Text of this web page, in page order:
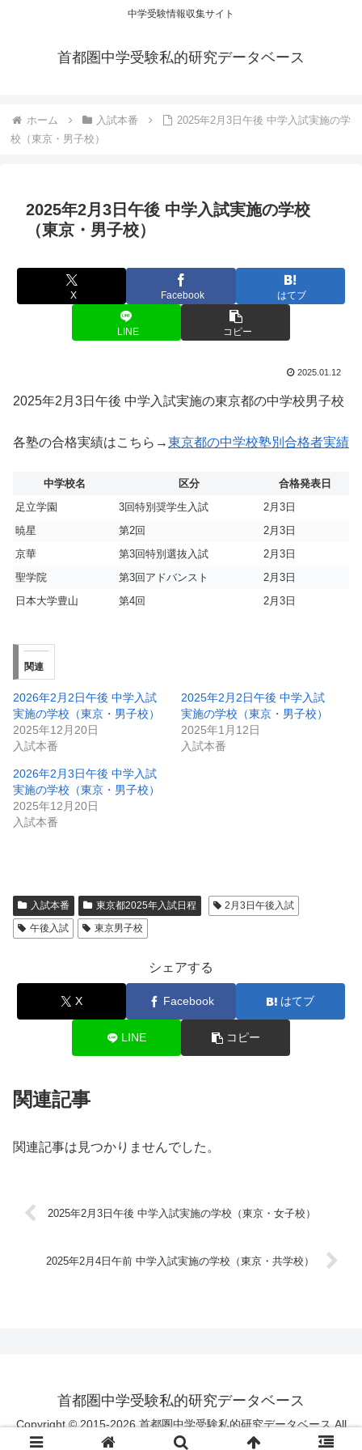
中学受験情報収集サイト
首都圏中学受験私的研究データベース
ホーム 入試本番
2025年2月3日午後 中学入試実施の学
校（東京・男子校）
2025年2月3日午後 中学入試実施の学校
（東京・男子校）
X Facebook はてブ
LINE コピー
2025.01.12
2025年2月3日午後 中学入試実施の東京都の中学校男子校
各塾の合格実績はこちら→東京都の中学校塾別合格者実績
中学校名 区分
合格発表日
足立学園
3回特別奨学生入試
2月3日
暁星
第2回
2月3日
京華
第3回特別選抜入試
2月3日
聖学院
第3回アドバンスト
2月3日
日本大学豊山
第4回 2月3日
関連
2026年2月2日午後 中学入試
実施の学校（東京・男子校）
2025年12月20日
入試本番
2025年2月2日午後 中学入試
実施の学校（東京・男子校）
2025年1月12日
入試本番
2026年2月3日午後 中学入試
実施の学校（東京・男子校）
2025年12月20日
入試本番
入試本番 東京都2025年入試日程
2月3日午後入試
午後入試
東京男子校
シェアする
X Facebook はてブ
LINE コピー
関連記事
関連記事は見つかりませんでした。
2025年2月3日午後 中学入試実施の学校（東京・女子校）
2025年2月4日午前 中学入試実施の学校（東京・共学校）
首都圏中学受験私的研究データベース
Copyright © 2015-2026 首都圏中学受験私的研究データベース All
Rights Reserved.